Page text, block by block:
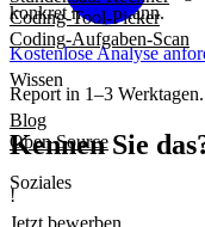
Coding-Tool-Picker
Coding-Aufgaben-Scan
Wissen
Blog
Open Source
Soziales
Jetzt bewerben
konkret helfen kann.
Kostenlose Analyse
Report in 1–3
Kennen Sie
!